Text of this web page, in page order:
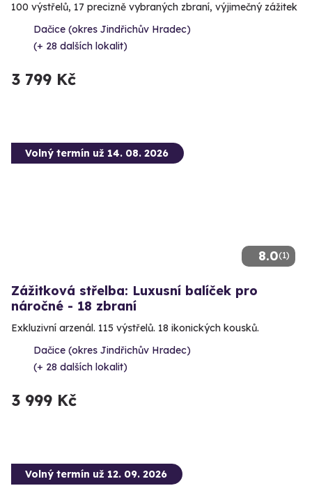
100 výstřelů, 17 precizně vybraných zbraní, výjimečný zážitek
Dačice (okres Jindřichův Hradec)
(+ 28 dalších lokalit)
3 799 Kč
8.0(1)
Volný termín už 14. 08. 2026
Zážitková střelba: Luxusní balíček pro
náročné - 18 zbraní
Exkluzivní arzenál. 115 výstřelů. 18 ikonických kousků.
Dačice (okres Jindřichův Hradec)
(+ 28 dalších lokalit)
3 999 Kč
Volný termín už 12. 09. 2026